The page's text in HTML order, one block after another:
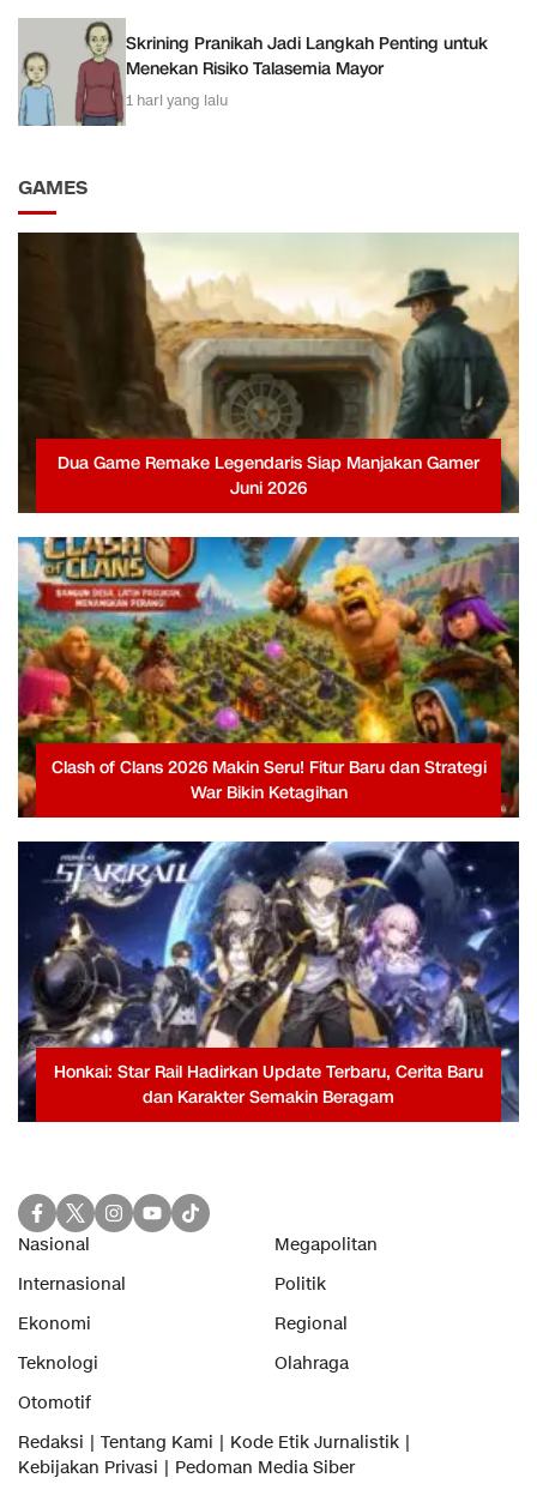
Skrining Pranikah Jadi Langkah Penting untuk
Menekan Risiko Talasemia Mayor
1 hari yang lalu
GAMES
Dua Game Remake Legendaris Siap Manjakan Gamer
Juni 2026
Clash of Clans 2026 Makin Seru! Fitur Baru dan Strategi
War Bikin Ketagihan
Honkai: Star Rail Hadirkan Update Terbaru, Cerita Baru
dan Karakter Semakin Beragam
Nasional
Megapolitan
Internasional
Politik
Ekonomi
Regional
Teknologi
Olahraga
Otomotif
Redaksi
Tentang Kami
Kode Etik Jurnalistik
Kebijakan Privasi
Pedoman Media Siber